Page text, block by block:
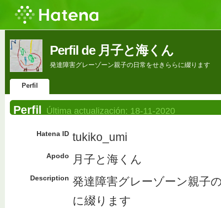
Perfil de 月子と海くん
発達障害グレーゾーン親子の日常をせきららに綴ります
Perfil
Perfil Última actualización: 18-11-2020
Hatena ID tukiko_umi
Apodo 月子と海くん
Description 発達障害グレーゾーン親子
に綴ります